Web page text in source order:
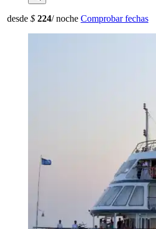
desde $ 224/ noche Comprobar fechas